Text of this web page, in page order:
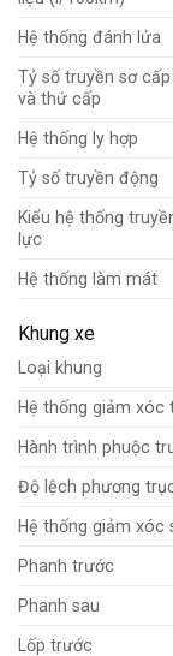
Hệ thống đánh lửa
Tỷ số truyền sơ cấp
và thứ cấp
Hệ thống ly hợp
Tỷ số truyền động
Kiểu hệ thống
lực
Hệ thống làm mát
Khung xe
Loại khung
Hệ thống giảm xóc
Hành trình phuộc
Độ lệch phương
Hệ thống giảm xóc
Phanh trước
Phanh sau
Lốp trước